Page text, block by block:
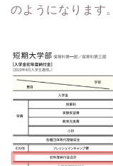
のようになります。